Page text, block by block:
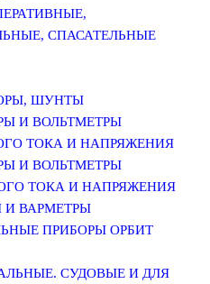
СПАСАТЕЛЬНЫЕ
ШУНТЫ
И ВОЛЬТМЕТРЫ
ТОКА И НАПРЯЖЕНИЯ
И ВОЛЬТМЕТРЫ
ТОКА И НАПРЯЖЕНИЯ
И ВАРМЕТРЫ
ПРИБОРЫ ОРБИТ
СУДОВЫЕ И ДЛЯ